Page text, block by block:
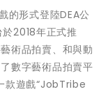
的形式登陸DEA公
2018年正式推
術品拍賣、和與動
數字藝術品拍賣平
遊戲“JobTribe